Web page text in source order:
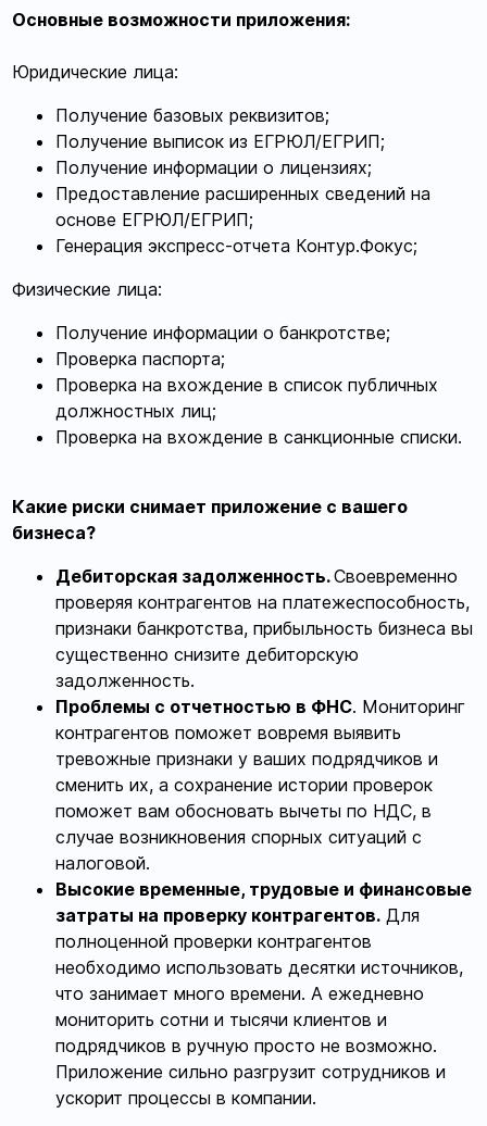
Основные возможности приложения:
Юридические лица:
Получение базовых реквизитов;
Получение выписок из ЕГРЮЛ/ЕГРИП;
Получение информации о лицензиях;
Предоставление расширенных сведений на
основе ЕГРЮЛ/ЕГРИП;
Генерация экспресс-отчета Контур.Фокус;
Физические лица:
Получение информации о банкротстве;
Проверка паспорта;
Проверка на вхождение в список публичных
должностных лиц;
Проверка на вхождение в санкционные списки.
Какие риски снимает приложение с вашего
бизнеса?
Дебиторская задолженность.Своевременно
проверяя контрагентов на платежеспособность,
признаки банкротства, прибыльность бизнеса вы
существенно снизите дебиторскую
задолженность.
Проблемы с отчетностью в ФНС. Мониторинг
контрагентов поможет вовремя выявить
тревожные признаки у ваших подрядчиков и
сменить их, а сохранение истории проверок
поможет вам обосновать вычеты по НДС, в
случае возникновения спорных ситуаций с
налоговой.
Высокие временные, трудовые и финансовые
затраты на проверку контрагентов. Для
полноценной проверки контрагентов
необходимо использовать десятки источников,
что занимает много времени. А ежедневно
мониторить сотни и тысячи клиентов и
подрядчиков в ручную просто не возможно.
Приложение сильно разгрузит сотрудников и
ускорит процессы в компании.